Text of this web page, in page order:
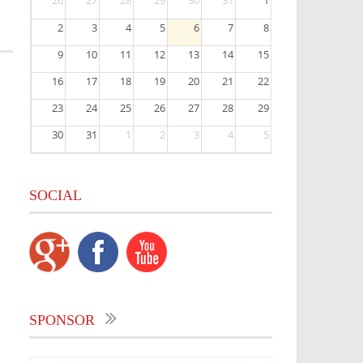
2
3 4 5 6 7
8
9
10 11 12 13 14
15
16
17 18 19 20 21
22
23
24 25 26 27 28
29
30
31 1 2 3 4 5
SOCIAL
SPONSOR